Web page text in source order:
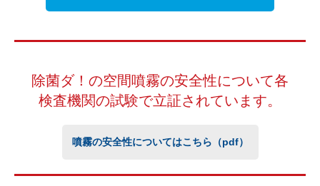
除菌ダ！の空間噴霧の安全性について各
検査機関の試験で立証されています。
噴霧の安全性についてはこちら（pdf）